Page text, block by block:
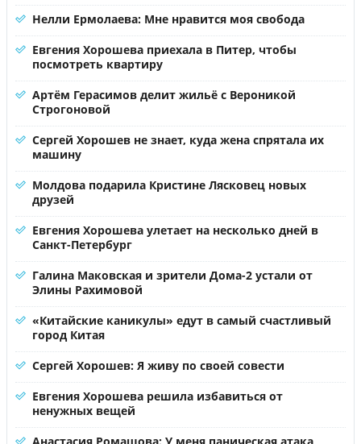
Нелли Ермолаева: Мне нравится моя свобода
Евгения Хорошева приехала в Питер, чтобы
посмотреть квартиру
Артём Герасимов делит жильё с Вероникой
Строгоновой
Сергей Хорошев не знает, куда жена спрятала их
машину
Молдова подарила Кристине Лясковец новых
друзей
Евгения Хорошева улетает на несколько дней в
Санкт-Петербург
Галина Маковская и зрители Дома-2 устали от
Элины Рахимовой
«Китайские каникулы» едут в самый счастливый
город Китая
Сергей Хорошев: Я живу по своей совести
Евгения Хорошева решила избавиться от
ненужных вещей